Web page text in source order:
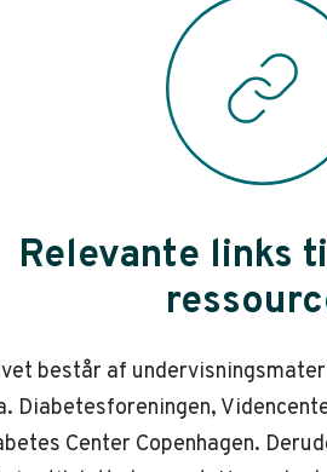
Relevante links
består af
Diabetesforeningen,
Center Copenhagen.